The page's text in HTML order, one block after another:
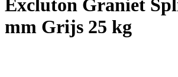
Excluton Graniet
mm Grijs 25 kg